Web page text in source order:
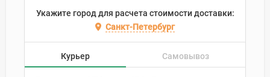
Укажите город для расчета стоимости доставки:
Санкт-Петербург
Курьер Самовывоз